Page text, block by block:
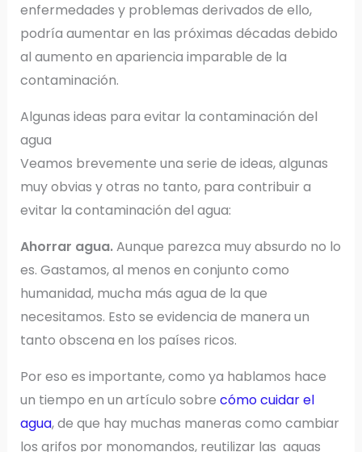
enfermedades y problemas derivados de ello,
podría aumentar en las próximas décadas debido
al aumento en apariencia imparable de la
contaminación.
Algunas ideas para evitar la contaminación del
agua
Veamos brevemente una serie de ideas, algunas
muy obvias y otras no tanto, para contribuir a
evitar la contaminación del agua:
Ahorrar agua.Aunque parezca muy absurdo no lo
es. Gastamos, al menos en conjunto como
humanidad, mucha más agua de la que
necesitamos. Esto se evidencia de manera un
tanto obscena en los países ricos.
Por eso es importante, como ya hablamos hace
un tiempo en un artículo sobre cómo cuidar el
agua, de que hay muchas maneras como cambiar
los grifos por monomandos, reutilizar las aguas